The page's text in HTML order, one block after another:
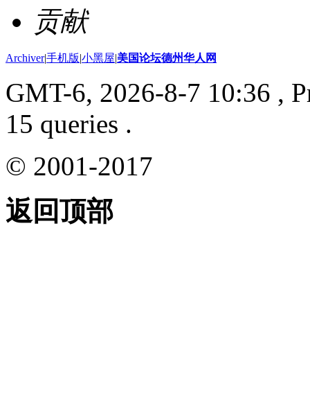
贡献
Archiver|手机版|小黑屋|美国论坛德州华人网
GMT-6, 2026-8-7 10:36 ,
15 queries .
© 2001-2017
返回顶部